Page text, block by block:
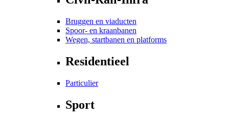
Bruggen en viaducten
Spoor- en kraanbanen
Wegen, startbanen en platforms
Residentieel
Particulier
Sport